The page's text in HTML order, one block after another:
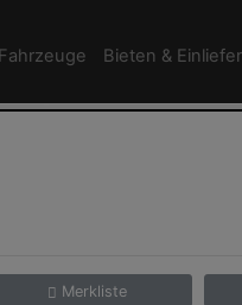
Fahrzeuge Bieten &
Merkliste